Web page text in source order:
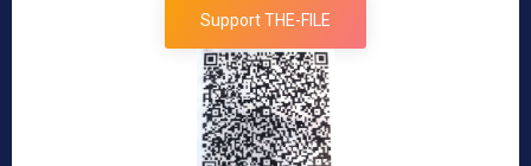
Support THE-FILE